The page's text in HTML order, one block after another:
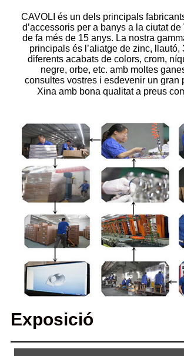
CAVOLI és un dels principals
d’accessoris per a banys a la ciutat
de fa més de 15 anys. La nostra
principals és l’aliatge de zinc, llautó,
diferents acabats de colors, crom,
negre, orbe, etc. amb moltes
consultes vostres i esdevenir un gran
Xina amb bona qualitat a preus
Exposició